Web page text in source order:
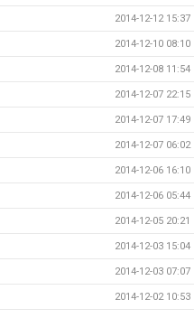
2014-12-12 15:37
2014-12-10 08:10
2014-12-08 11:54
2014-12-07 22:15
2014-12-07 17:49
2014-12-07 06:02
2014-12-06 16:10
2014-12-06 05:44
2014-12-05 20:21
2014-12-03 15:04
2014-12-03 07:07
2014-12-02 10:53